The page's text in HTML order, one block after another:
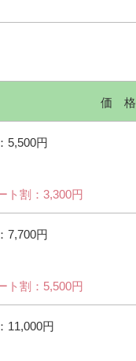
価 格
5,500円
ト割：3,300円
7,700円
ト割：5,500円
11,000円